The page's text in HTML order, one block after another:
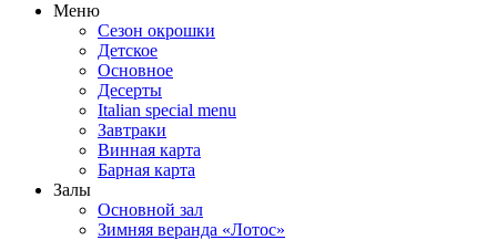
Меню
Сезон окрошки
Детское
Основное
Десерты
Italian special menu
Завтраки
Винная карта
Барная карта
Залы
Основной зал
Зимняя веранда «Лотос»